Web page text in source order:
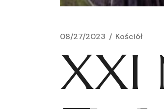
08/27/2023 Kościół
XXI